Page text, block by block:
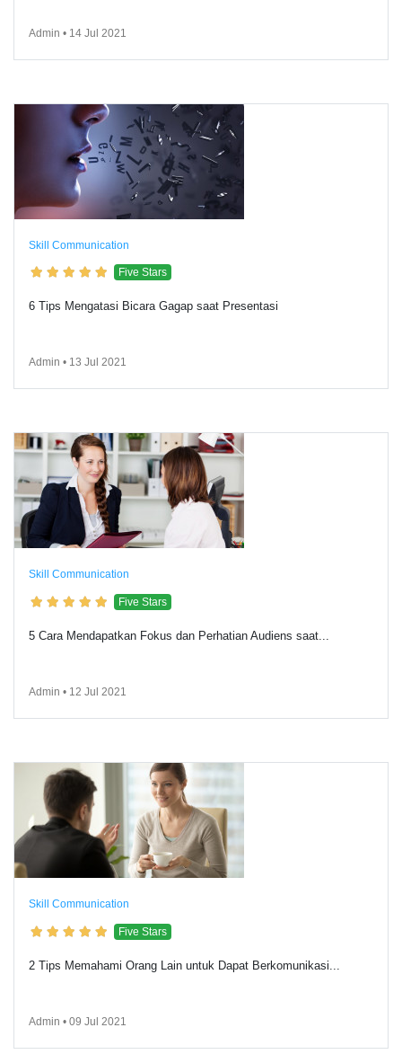
Admin • 14 Jul 2021
Skill Communication
Five Stars
6 Tips Mengatasi Bicara Gagap saat Presentasi
Admin • 13 Jul 2021
Skill Communication
Five Stars
5 Cara Mendapatkan Fokus dan Perhatian Audiens saat...
Admin • 12 Jul 2021
Skill Communication
Five Stars
2 Tips Memahami Orang Lain untuk Dapat Berkomunikasi...
Admin • 09 Jul 2021